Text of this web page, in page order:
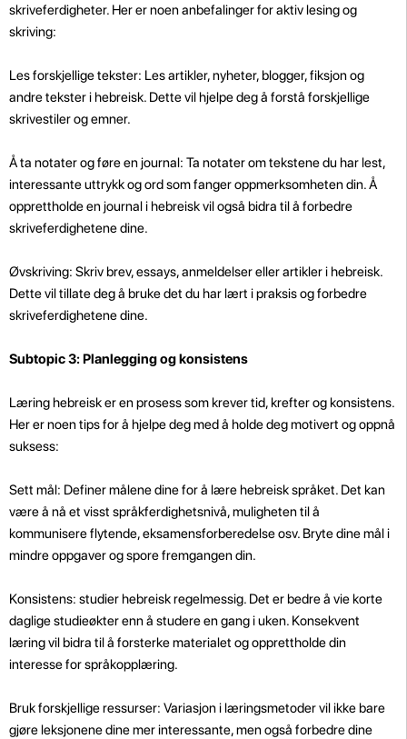
skriveferdigheter. Her er noen anbefalinger for aktiv lesing og
skriving:
Les forskjellige tekster: Les artikler, nyheter, blogger, fiksjon og
andre tekster i hebreisk. Dette vil hjelpe deg å forstå forskjellige
skrivestiler og emner.
Å ta notater og føre en journal: Ta notater om tekstene du har lest,
interessante uttrykk og ord som fanger oppmerksomheten din. Å
opprettholde en journal i hebreisk vil også bidra til å forbedre
skriveferdighetene dine.
Øvskriving: Skriv brev, essays, anmeldelser eller artikler i hebreisk.
Dette vil tillate deg å bruke det du har lært i praksis og forbedre
skriveferdighetene dine.
Subtopic 3: Planlegging og konsistens
Læring hebreisk er en prosess som krever tid, krefter og konsistens.
Her er noen tips for å hjelpe deg med å holde deg motivert og oppnå
suksess:
Sett mål: Definer målene dine for å lære hebreisk språket. Det kan
være å nå et visst språkferdighetsnivå, muligheten til å
kommunisere flytende, eksamensforberedelse osv. Bryte dine mål i
mindre oppgaver og spore fremgangen din.
Konsistens: studier hebreisk regelmessig. Det er bedre å vie korte
daglige studieøkter enn å studere en gang i uken. Konsekvent
læring vil bidra til å forsterke materialet og opprettholde din
interesse for språkopplæring.
Bruk forskjellige ressurser: Variasjon i læringsmetoder vil ikke bare
gjøre leksjonene dine mer interessante, men også forbedre dine